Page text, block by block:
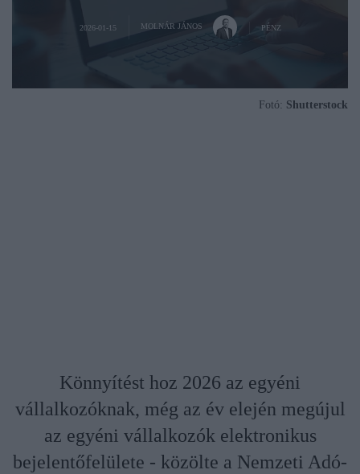
2026-01-15 MOLNÁR JÁNOS PÉNZ
Fotó: Shutterstock
Könnyítést hoz 2026 az egyéni
vállalkozóknak, még az év elején megújul
az egyéni vállalkozók elektronikus
bejelentőfelülete - közölte a Nemzeti Adó-